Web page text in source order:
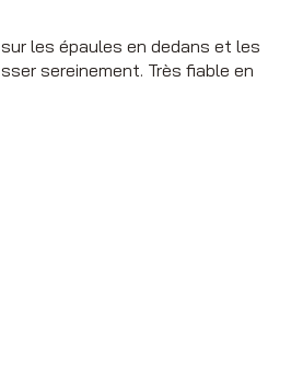
les épaules en dedans et les
sereinement. Très fiable en